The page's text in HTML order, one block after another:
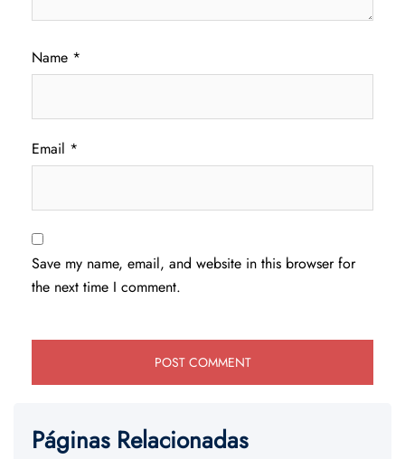
Name *
Email *
Save my name, email, and website in this browser for
the next time I comment.
Páginas Relacionadas